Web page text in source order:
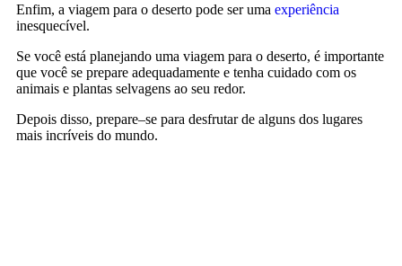
Enfim, a viagem para o deserto pode seruma experiência
inesquecível.
Se você está planejando uma viagem para o deserto, é importante
que você se prepare adequadamente e tenha cuidado com os
animais e plantas selvagens ao seu redor.
Depois disso, prepare–se para desfrutarde alguns dos lugares
mais incríveis do mundo.